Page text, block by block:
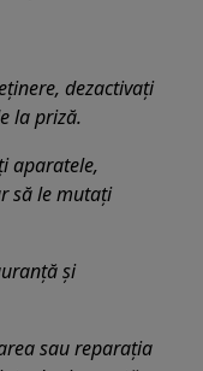
dezactivați
lapriză.
aparatele,
să le mutați
și
sau reparația